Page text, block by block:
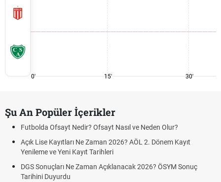
0' 15' 30'
Şu An Popüler İçerikler
Futbolda Ofsayt Nedir? Ofsayt Nasıl ve Neden Olur?
Açık Lise Kayıtları Ne Zaman 2026? AÖL 2. Dönem Kayıt
Yenileme ve Yeni Kayıt Tarihleri
DGS Sonuçları Ne Zaman Açıklanacak 2026? ÖSYM Sonuç
Tarihini Duyurdu